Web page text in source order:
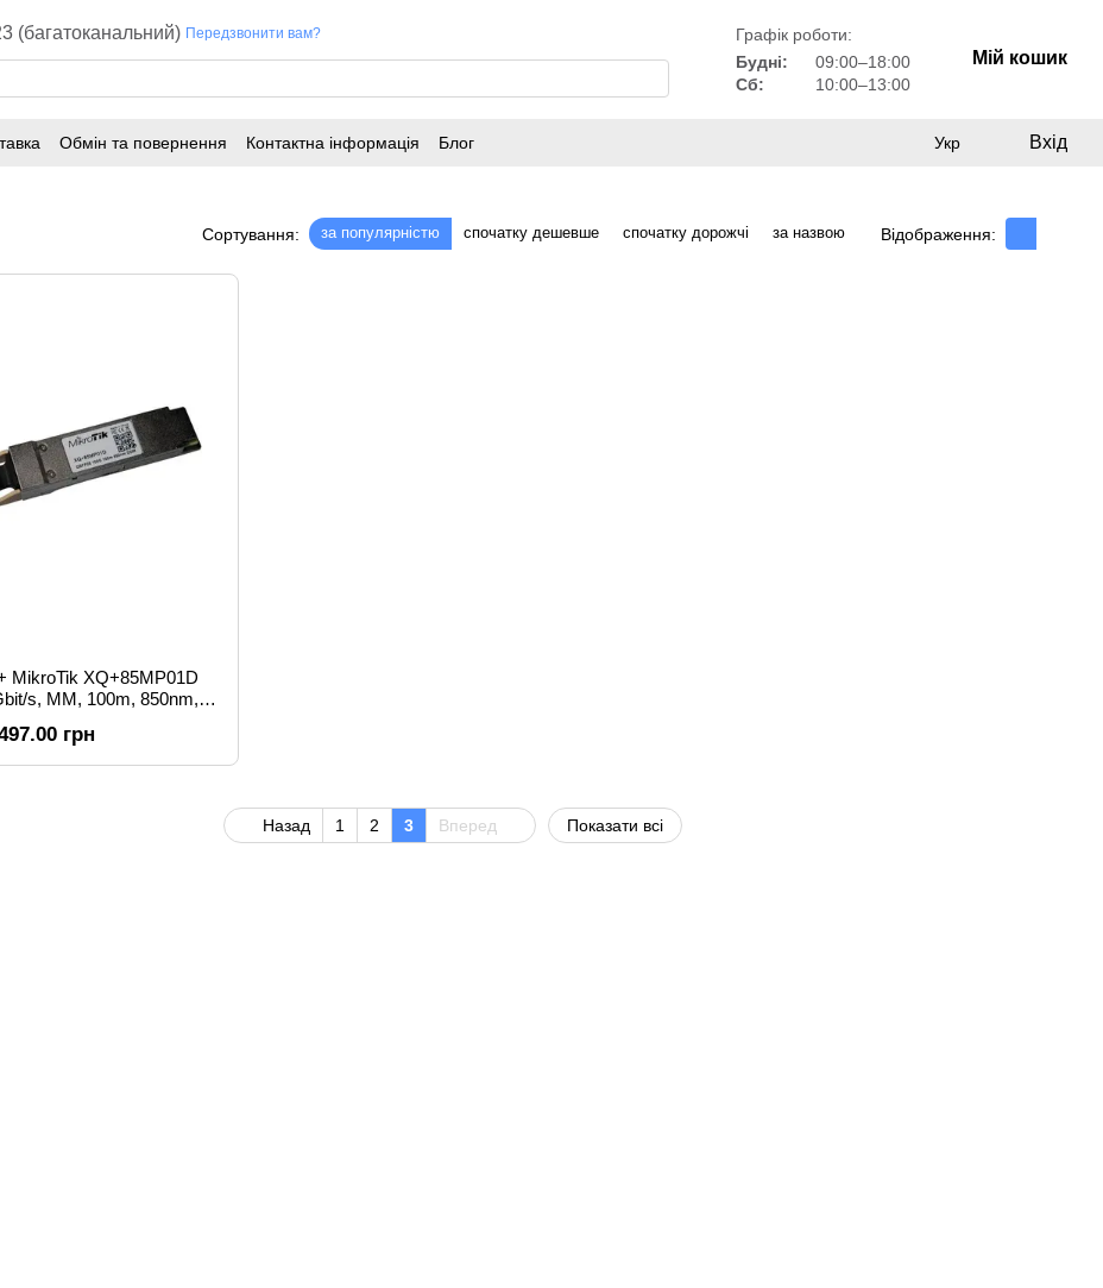
(багатоканальний) Передзвонити вам?
Графік роботи:
Будні:
09:00–18:00
Сб:
10:00–13:00
Мій кошик
Обмін та повернення Контактна інформація Блог Укр Вхід
Сортування: за популярністю спочатку дешевше спочатку дорожчі за назвою Відображення:
MikroTik XQ+85MP01D
s, MM, 100m, 850nm,
грн
Назад 1 2 3 Вперед Показати всі